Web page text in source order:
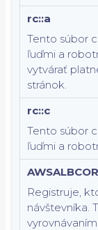
rc::a
Tento súbor
ľuďmi a
vytvárať
stránok.
rc::c
Tento súbor
ľuďmi a
Registruje,
návštevníka.